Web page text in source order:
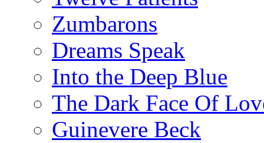
Zumbarons
Dreams Speak
Into the Deep Blue
The Dark Face Of
Guinevere Beck